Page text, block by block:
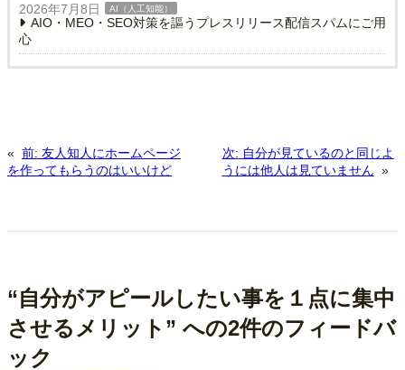
2026年7月8日 AI（人工知能）
AIO・MEO・SEO対策を謳うプレスリリース配信スパムにご用
心
« 前: 友人知人にホームページ
を作ってもらうのはいいけど
次: 自分が見ているのと同じよ
うには他人は見ていません »
“自分がアピールしたい事を１点に集中
させるメリット” への2件のフィードバ
ック